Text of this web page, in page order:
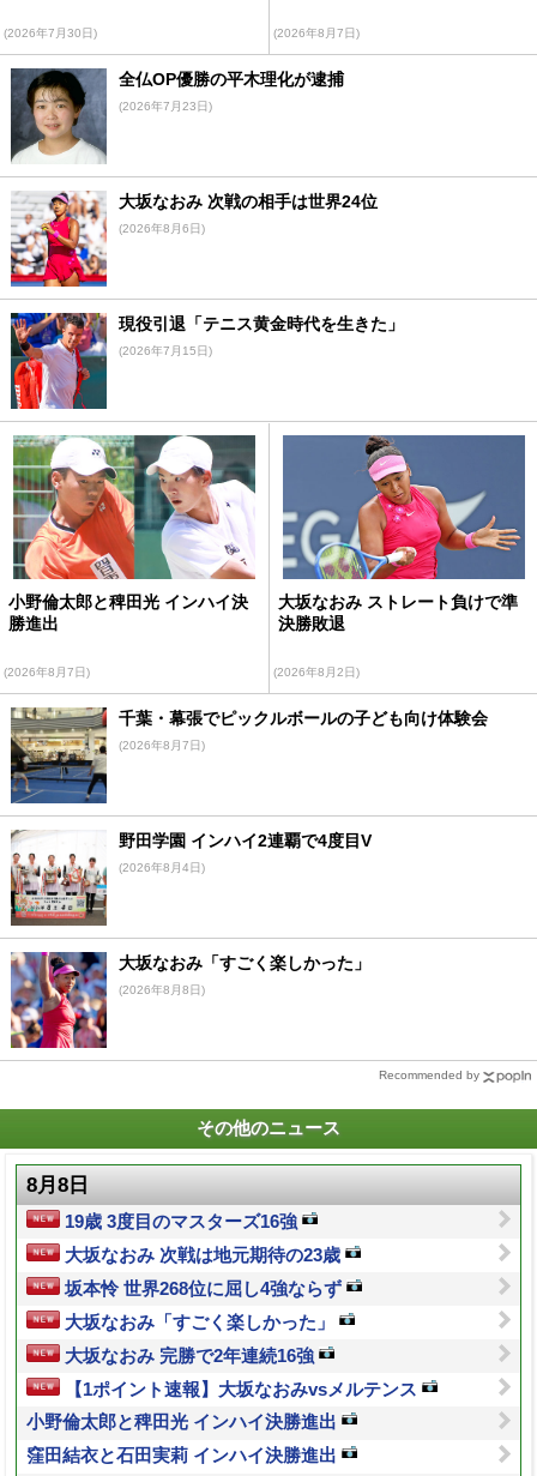
(2026年7月30日) (2026年8月7日)
全仏OP優勝の平木理化が逮捕
(2026年7月23日)
大坂なおみ 次戦の相手は世界24位
(2026年8月6日)
現役引退「テニス黄金時代を生きた」
(2026年7月15日)
小野倫太郎と稗田光 インハイ決
勝進出
(2026年8月7日)
大坂なおみ ストレート負けで準
決勝敗退
(2026年8月2日)
千葉・幕張でピックルボールの子ども向け体験会
(2026年8月7日)
野田学園 インハイ2連覇で4度目V
(2026年8月4日)
大坂なおみ「すごく楽しかった」
(2026年8月8日)
Recommended by
その他のニュース
8月8日
19歳 3度目のマスターズ16強
大坂なおみ 次戦は地元期待の23歳
坂本怜 世界268位に屈し4強ならず
大坂なおみ「すごく楽しかった」
大坂なおみ 完勝で2年連続16強
【1ポイント速報】大坂なおみvsメルテンス
小野倫太郎と稗田光 インハイ決勝進出
窪田結衣と石田実莉 インハイ決勝進出